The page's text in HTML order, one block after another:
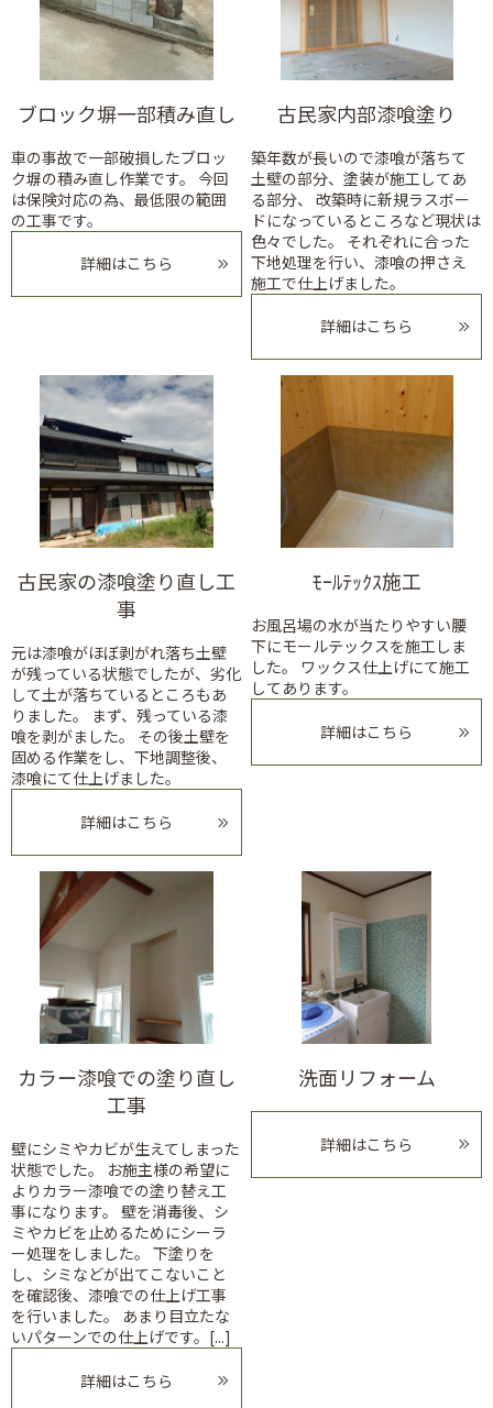
ブロック塀一部積み直し
車の事故で一部破損したブロッ
ク塀の積み直し作業です。 今回
は保険対応の為、最低限の範囲
の工事です。
詳細はこちら
古民家内部漆喰塗り
築年数が長いので漆喰が落ちて
土壁の部分、塗装が施工してあ
る部分、 改築時に新規ラスボー
ドになっているところなど現状は
色々でした。 それぞれに合った
下地処理を行い、漆喰の押さえ
施工で仕上げました。
詳細はこちら
古民家の漆喰塗り直し工
事
元は漆喰がほぼ剥がれ落ち土壁
が残っている状態でしたが、劣化
して土が落ちているところもあ
りました。 まず、残っている漆
喰を剥がました。 その後土壁を
固める作業をし、下地調整後、
漆喰にて仕上げました。
詳細はこちら
ﾓｰﾙﾃｯｸｽ施工
お風呂場の水が当たりやすい腰
下にモールテックスを施工しま
した。 ワックス仕上げにて施工
してあります。
詳細はこちら
カラー漆喰での塗り直し
工事
壁にシミやカビが生えてしまった
状態でした。 お施主様の希望に
よりカラー漆喰での塗り替え工
事になります。 壁を消毒後、シ
ミやカビを止めるためにシーラ
ー処理をしました。 下塗りを
し、シミなどが出てこないこと
を確認後、漆喰での仕上げ工事
を行いました。 あまり目立たな
いパターンでの仕上げです。[...]
詳細はこちら
洗面リフォーム
詳細はこちら